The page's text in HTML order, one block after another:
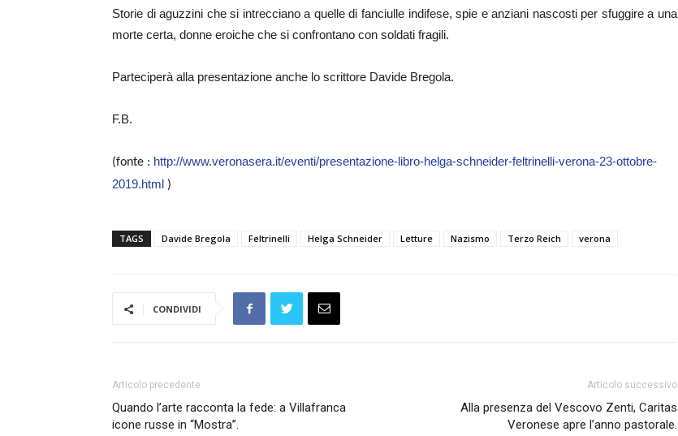
Storie di aguzzini che si intrecciano a quelle di fanciulle indifese, spie e anziani nascosti per sfuggire a una
morte certa, donne eroiche che si confrontano con soldati fragili.
Parteciperà alla presentazione anche lo scrittore Davide Bregola.
F.B.
(fonte : http://www.veronasera.it/eventi/presentazione-libro-helga-schneider-feltrinelli-verona-23-ottobre-
2019.html )
TAGS Davide Bregola Feltrinelli Helga Schneider Letture Nazismo Terzo Reich verona
CONDIVIDI
Articolo precedente
Quando l’arte racconta la fede: a Villafranca
icone russe in “Mostra”.
Articolo successivo
Alla presenza del Vescovo Zenti, Caritas
Veronese apre l’anno pastorale.